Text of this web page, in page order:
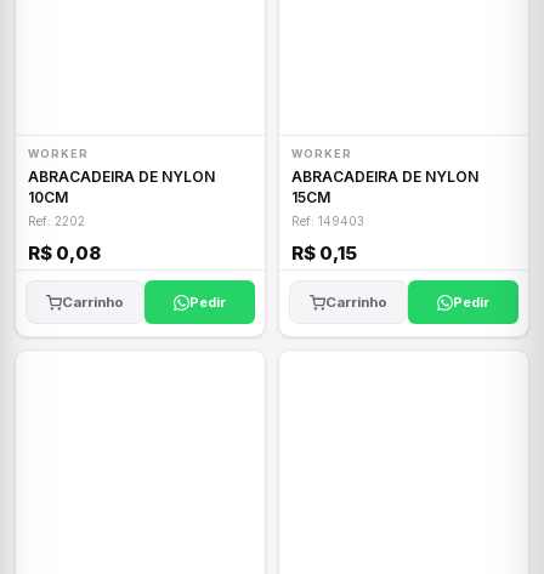
WORKER
ABRACADEIRA DE NYLON
10CM
Ref: 2202
R$ 0,08
Carrinho Pedir
WORKER
ABRACADEIRA DE NYLON
15CM
Ref: 149403
R$ 0,15
Carrinho Pedir